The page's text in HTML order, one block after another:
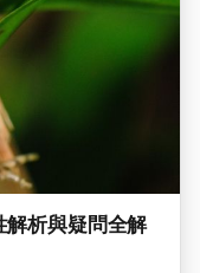
解析與疑問全解